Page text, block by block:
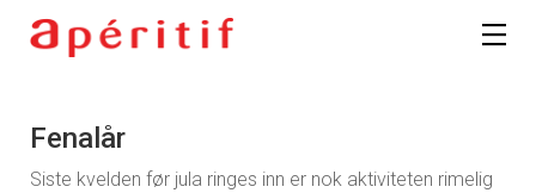
Fenalår
Siste kvelden før jula ringes inn er nok aktiviteten rimelig